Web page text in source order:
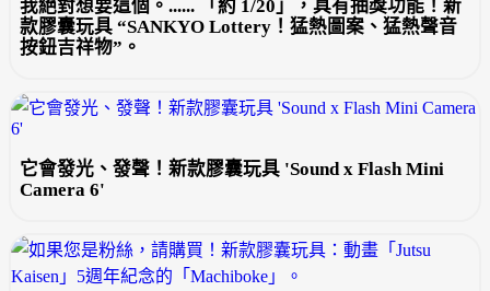
我絕對想要這個。...... 「約 1/20」，具有抽獎功能！新
款膠囊玩具 “SANKYO Lottery！猛熱圖案、猛熱聲音
按鈕吉祥物”。
它會發光、發聲！新款膠囊玩具 'Sound x Flash Mini
Camera 6'